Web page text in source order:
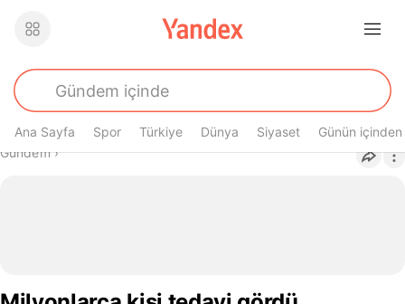
Ana Sayfa Spor Türkiye Dünya Siyaset Günün içinden
Buradasın
Gündem›